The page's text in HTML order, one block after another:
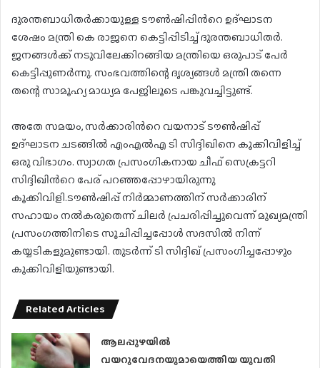
ദുരന്തബാധിതര്‍ക്കായുള്ള ടൗണ്‍ഷിപ്പിന്‍റെ ഉദ്ഘാടന
ശേഷം മന്ത്രി കെ രാജനെ കെട്ടിപ്പിടിച്ച് ദുരന്തബാധിതർ.
ജനങ്ങൾക്ക് നടുവിലേക്കിറങ്ങിയ മന്ത്രിയെ ഒരുപാട് പേ‍‌ർ
കെട്ടിപ്പുണ‌ർന്നു. സംഭവത്തിന്റെ ദൃശ്യങ്ങൾ മന്ത്രി തന്നെ
തന്റെ സാമൂഹ്യ മാധ്യമ പേജിലൂടെ പങ്കുവച്ചിട്ടുണ്ട്.
അതേ സമയം, സർക്കാരിന്‍റെ വയനാട് ടൗണ്‍ഷിപ്പ്
ഉദ്ഘാടന ചടങ്ങിൽ എംഎല്‍എ ടി സിദ്ദിഖിനെ കൂക്കിവിളിച്ച്
ഒരു വിഭാഗം. സ്വാഗത പ്രസംഗികനായ ചീഫ് സെക്രട്ടറി
സിദ്ദിഖിന്‍റെ പേര് പറഞ്ഞപ്പോഴായിരുന്നു
കൂക്കിവിളി.ടൗണ്‍ഷിപ്പ് നിർമ്മാണത്തിന് സർക്കാരിന്
സഹായം നൽകരുതെന്ന് ചിലര്‍ പ്രചരിപ്പിച്ചുവെന്ന് മുഖ്യമന്ത്രി
പ്രസംഗത്തിനിടെ സൂചിപ്പിച്ചപ്പോൾ സദസിൽ നിന്ന്
കയ്യടികളുമുണ്ടായി. തുടര്‍ന്ന് ടി സിദ്ദിഖ് പ്രസംഗിച്ചപ്പോഴും
കൂക്കിവിളിയുണ്ടായി.
Related Articles
ആലപ്പുഴയിൽ
വയറുവേദനയുമായെത്തിയ യുവതി